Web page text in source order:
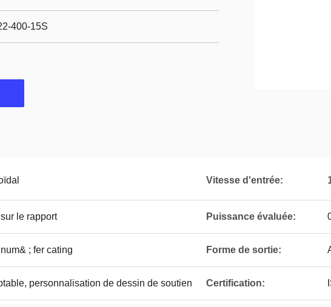
400-15S
Vitesse d'entrée:
le rapport Puissance évaluée:
; fer cating Forme de sortie:
personnalisation de dessin de soutien Certification: